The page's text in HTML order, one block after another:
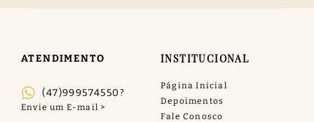
ATENDIMENTO
(47)999574550?
INSTITUCIONAL
Página Inicial
Depoimentos
Fale Conosco